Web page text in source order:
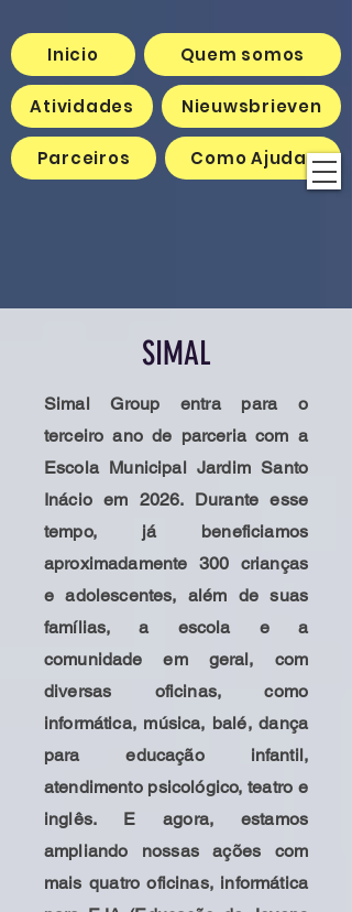
Inicio Quem somos
Atividades Nieuwsbrieven
Parceiros Como Ajudar
SIMAL
Simal Group entra para o
terceiro ano de parceria com a
Escola Municipal Jardim Santo
Inácio em 2026. Durante esse
tempo, já beneficiamos
aproximadamente 300 crianças
e adolescentes, além de suas
famílias, a escola e a
comunidade em geral, com
diversas oficinas, como
informática, música, balé, dança
para educação infantil,
atendimento psicológico, teatro e
inglês. E agora, estamos
ampliando nossas ações com
mais quatro oficinas, informática